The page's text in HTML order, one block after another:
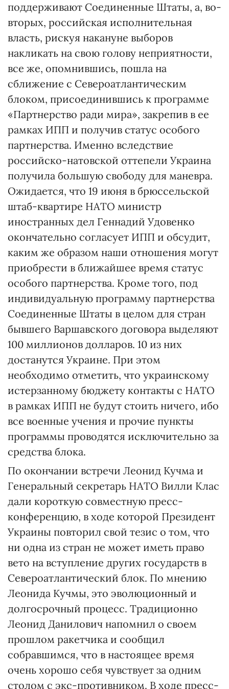
поддерживают Соединенные Штаты, а, во-
вторых, российская исполнительная
власть, рискуя накануне выборов
накликать на свою голову неприятности,
все же, опомнившись, пошла на
сближение с Североатлантическим
блоком, присоединившись к программе
«Партнерство ради мира», закрепив в ее
рамках ИПП и получив статус особого
партнерства. Именно вследствие
российско-натовской оттепели Украина
получила большую свободу для маневра.
Ожидается, что 19 июня в брюссельской
штаб-квартире НАТО министр
иностранных дел Геннадий Удовенко
окончательно согласует ИПП и обсудит,
каким же образом наши отношения могут
приобрести в ближайшее время статус
особого партнерства. Кроме того, под
индивидуальную программу партнерства
Соединенные Штаты в целом для стран
бывшего Варшавского договора выделяют
100 миллионов долларов. 10 из них
достанутся Украине. При этом
необходимо отметить, что украинскому
истерзанному бюджету контакты с НАТО
в рамках ИПП не будут стоить ничего, ибо
все военные учения и прочие пункты
программы проводятся исключительно за
средства блока.
По окончании встречи Леонид Кучма и
Генеральный секретарь НАТО Вилли Клас
дали короткую совместную пресс-
конференцию, в ходе которой Президент
Украины повторил свой тезис о том, что
ни одна из стран не может иметь право
вето на вступление других государств в
Североатлантический блок. По мнению
Леонида Кучмы, это эволюционный и
долгосрочный процесс. Традиционно
Леонид Данилович напомнил о своем
прошлом ракетчика и сообщил
собравшимся, что в настоящее время
очень хорошо себя чувствует за одним
столом с экс-противником. В ходе пресс-